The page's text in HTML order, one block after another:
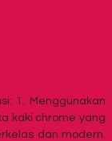
1. Menggunakan
kaki chrome yang
dan modern.